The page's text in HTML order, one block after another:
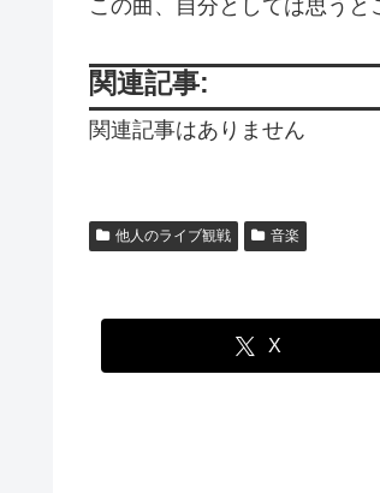
この曲、自分としては思う
関連記事:
関連記事はありません
他人のライブ観戦 音楽
X